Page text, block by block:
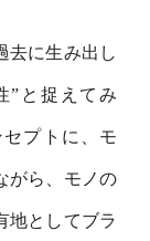
去に⽣み出し
”と捉えてみ
セプトに、モ
がら、モノの
地としてブラ